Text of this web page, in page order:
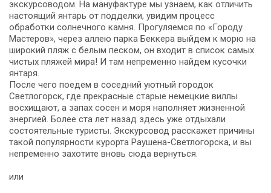
экскурсоводом. На мануфактуре мы узнаем, как отличить
настоящий янтарь от подделки, увидим процесс
обработки солнечного камня. Прогуляемся по «Городу
Мастеров», через аллею парка Беккера выйдем к морю на
широкий пляж с белым песком, он входит в список самых
чистых пляжей мира! И там непременно найдем кусочки
янтаря.
После чего поедем в соседний уютный городок
Светлогорск, где прекрасные старые немецкие виллы
восхищают, а запах сосен и моря наполняет жизненной
энергией. Более ста лет назад здесь уже отдыхали
состоятельные туристы. Экскурсовод расскажет причины
такой популярности курорта Раушена-Светлогорска, и вы
непременно захотите вновь сюда вернуться.
или